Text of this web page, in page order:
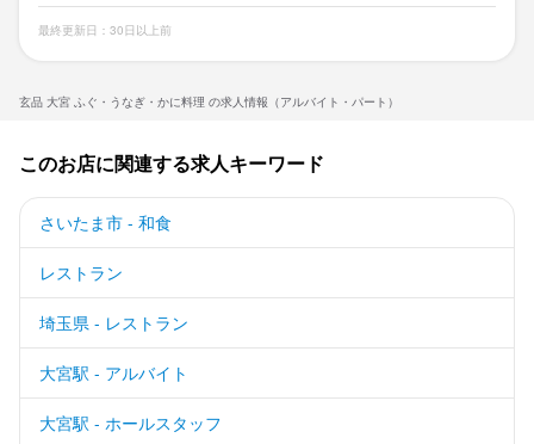
玄品 大宮 ふぐ・うなぎ・かに料理 の求人情報（アルバイト・パート）
最終更新日：30日以上前
このお店に関連する求人キーワード
さいたま市 - 和食
レストラン
埼玉県 - レストラン
大宮駅 - アルバイト
大宮駅 - ホールスタッフ